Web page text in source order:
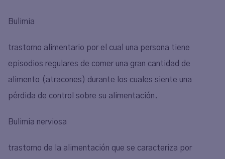
Bulimia
trastorno alimentario por el cual una persona tiene
episodios regulares de comer una gran cantidad de
alimento (atracones) durante los cuales siente una
pérdida de control sobre su alimentación.
Bulimia nerviosa
trastorno de la alimentación que se caracteriza por